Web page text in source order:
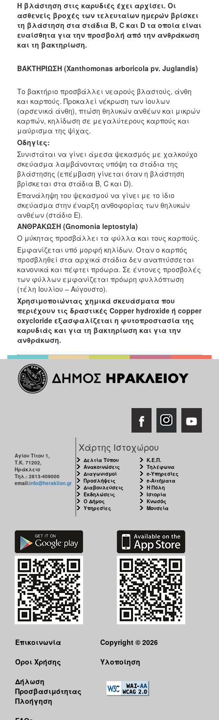
Η βλάστηση στις καρυδιές έχει αρχίσει. Οι
ασθενείς βροχές των τελευταίων ημερών βρίσκει
τη βλάστηση στα στάδια Β, C και D τα οποία είναι
ευαίσθητα για την προσβολή από την ανθράκωση
και τη βακτηρίωση.
ΒΑΚΤΗΡΙΩΣΗ (Xanthomonas arboricola pv. Juglandis)
Το βακτήριο προσβάλλει νεαρούς βλαστούς, άνθη
και καρπούς. Προκαλεί νέκρωση των ίουλων
(αρσενικά άνθη), πτώση θηλυκών ανθέων και μικρών
καρπών, κηλίδωση σε μεγαλύτερους καρπούς και
μαύρισμα της ψίχας.
Οδηγίες:
Συνιστάται να γίνει άμεσα ψεκασμός με χαλκούχο
σκεύασμα λαμβάνοντας υπόψη τα στάδια της
βλάστησης (επέμβαση γίνεται όταν η βλάστηση
βρίσκεται στα στάδια Β, C και D).
Επανάληψη του ψεκασμού να γίνει με το ίδιο
σκεύασμα στην έναρξη ανθοφορίας των θηλυκών
ανθέων (στάδιο Ε).
ΑΝΘΡΑΚΩΣΗ (Gnomonia leptostyla)
Ο μύκητας προσβάλλει τα φύλλα και τους καρπούς.
Εμφανίζεται υπό μορφή κηλίδων. Όταν ο καρπός
προσβληθεί στα αρχικά στάδια δεν αναπτύσσεται
κανονικά και πέφτει πρόωρα. Σε έντονες προσβολές
των φύλλων εμφανίζεται πρόωρη φυλλόπτωση
(τέλη Ιουλίου – Αύγουστο).
Χρησιμοποιώντας χημικά σκευάσματα που
περιέχουν τις δραστικές Copper hydroxide ή copper
oxycloride εξασφαλίζεται η φυτοπροστασία της
καρυδιάς και για τη βακτηρίωση και για την
ανθράκωση.
Αγίου Τίτου 1,
Τ.Κ. 71202,
Ηράκλειο
Τηλ.: 2813-409000
email:info@heraklion.gr
Χάρτης Ιστοχώρου
Δελτία Τύπου
Ανακοινώσεις
Διαγωνισμοί
Προσλήψεις
Διαβουλεύσεις
Εκδηλώσεις
Ο Δήμος
Υπηρεσίες
Κ.Ε.Π.
Τηλέφωνα
e-Υπηρεσίες
e-Αιτήματα
Η Πόλη
Ιστορία
Κνωσός
Μουσεία
Επικοινωνία
Όροι Χρήσης
Δήλωση
Προσβασιμότητας
Πλοήγηση
Copyright © 2026
Υλοποίηση